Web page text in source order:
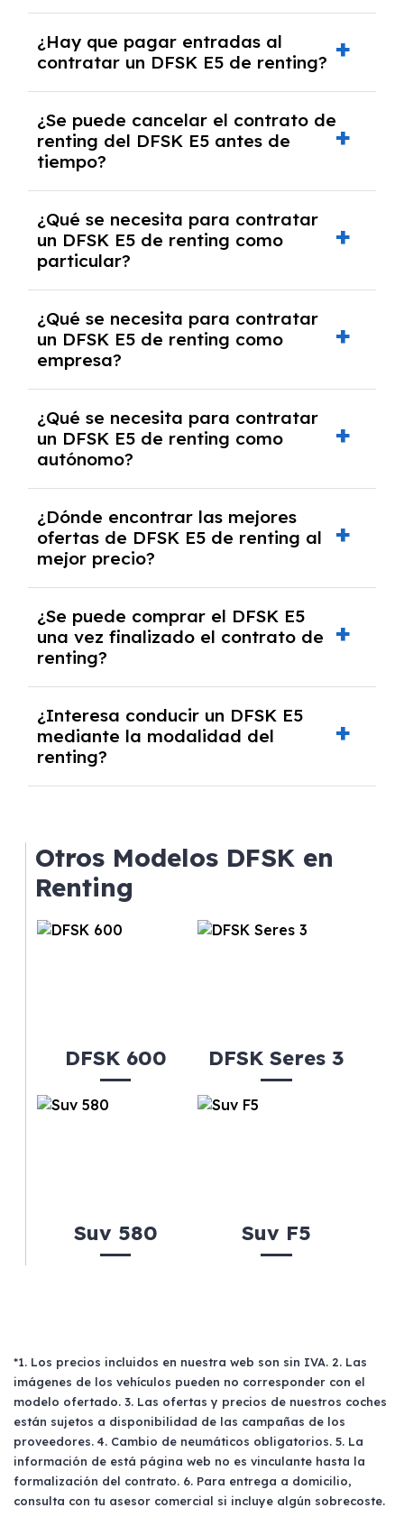
acordado.
con el seguro a todo riesgo sin franquicia
incluido dentro de las cuotas mensuales.
¿Hay que pagar entradas al
contratar un DFSK E5 de renting?
tendrás que pagar ningún tipo de entrada
salvo en casos que lo exija el proveedor
debido al resultado del estudio de viabilidad
económica.
¿Se puede cancelar el contrato de
renting del DFSK E5 antes de
tiempo?
pero puede haber penalizaciones por
cancelación anticipada. Es importante revisar
las condiciones del contrato y hablar con un
experto que te asesore.
¿Qué se necesita para contratar
un DFSK E5 de renting como
particular?
y, en algunos casos, una consulta de solvencia
crediticia y un pago inicial.
¿Qué se necesita para contratar
un DFSK E5 de renting como
empresa?
documentación financiera y, en algunos
casos, un informe de solvencia de la empresa
y un pago inicial.
¿Qué se necesita para contratar
un DFSK E5 de renting como
autónomo?
autónomos, justificante de ingresos y, en
algunos casos, un informe fiscal y un pago
inicial.
¿Dónde encontrar las mejores
ofertas de DFSK E5 de renting al
mejor precio?
mejores ofertas de vehículos de renting con
todos los gastos incluidos y sin pagar
entradas.
¿Se puede comprar el DFSK E5
una vez finalizado el contrato de
renting?
renting se puede adquirir el coche. En este
caso tendrán que analizar los años, la
cantidad de kilómetros recorridos y el coste
del mercado actual.
¿Interesa conducir un DFSK E5
mediante la modalidad del
renting?
gusta cambiar de coche cada pocos años.
Otros Modelos DFSK en
Renting
DFSK 600 DFSK Seres 3
Suv 580 Suv F5
*1. Los precios incluidos en nuestra web son sin IVA. 2. Las
imágenes de los vehículos pueden no corresponder con el
modelo ofertado. 3. Las ofertas y precios de nuestros coches
están sujetos a disponibilidad de las campañas de los
proveedores. 4. Cambio de neumáticos obligatorios. 5. La
información de está página web no es vinculante hasta la
formalización del contrato. 6. Para entrega a domicilio,
consulta con tu asesor comercial si incluye algún sobrecoste.